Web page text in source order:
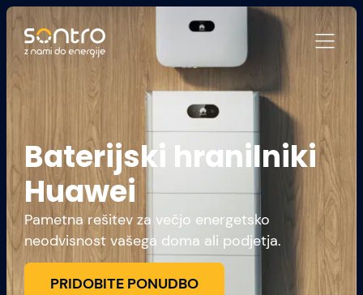
Baterijski hranilniki
Huawei
Pametna rešitev za večjo energetsko
neodvisnost vašega doma ali podjetja.
PRIDOBITE PONUDBO